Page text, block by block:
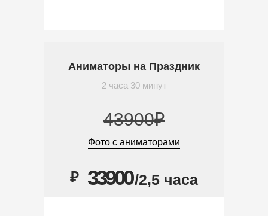
Аниматоры на Праздник
2 часа 30 минут
43900₽
Фото с аниматорами
₽ 33900/2,5 часа